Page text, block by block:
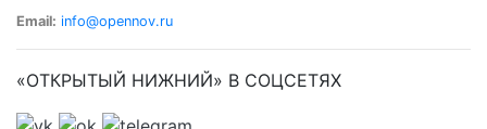
Email: info@opennov.ru
«ОТКРЫТЫЙ НИЖНИЙ» В СОЦСЕТЯХ